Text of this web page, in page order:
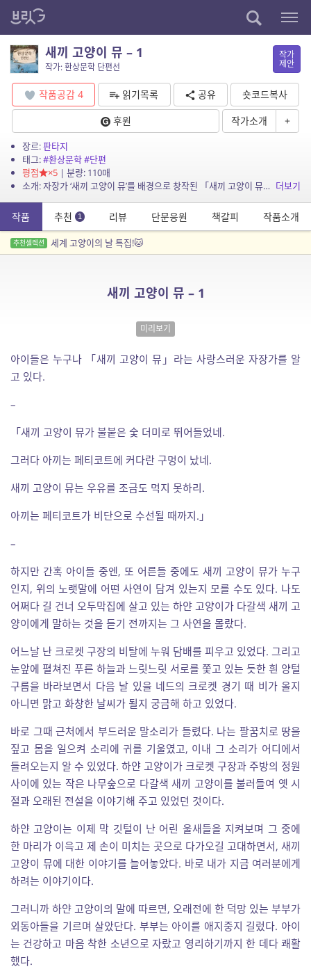
새끼 고양이 뮤 – 1
작가: 환상문학 단편선
작가
제안
작품공감 4 읽기목록 공유
숏코드복사
후원
작가소개 +
장르:판타지
태그:#환상문학#단편
평점
×5| 분량: 110매
소개: 자장가 ‘새끼 고양이 뮤’를 배경으로 창작된 「새끼 고양이 뮤」는 거대한 도깨비로 변하는 나무와 난쟁이, 그리고 요정이 사는 숲속을 여행하는 청년 조 브라운에... 더보기
작품 추천 1 리뷰 단문응원 책갈피 작품소개
추천셀렉션 세계 고양이의 날 특집!🐱
새끼 고양이 뮤 – 1
미리보기
아이들은 누구나 「새끼 고양이 뮤」라는 사랑스러운 자장가를 알
고 있다.
–
「새끼 고양이 뮤가 불붙은 숯 더미로 뛰어들었네.
그러다 아끼는 페티코트에 커다란 구멍이 났네.
새끼 고양이 뮤는 우유를 조금도 먹지 못하리.
아끼는 페티코트가 비단으로 수선될 때까지.」
–
하지만 간혹 아이들 중엔, 또 어른들 중에도 새끼 고양이 뮤가 누구
인지, 위의 노랫말에 어떤 사연이 담겨 있는지 모를 수도 있다. 나도
어쩌다 길 건너 오두막집에 살고 있는 하얀 고양이가 다갈색 새끼 고
양이에게 말하는 것을 듣기 전까지는 그 사연을 몰랐다.
어느날 난 크로켓 구장의 비탈에 누워 담배를 피우고 있었다. 그리고
눈앞에 펼쳐진 푸른 하늘과 느릿느릿 서로를 쫓고 있는 듯한 흰 양털
구름을 바라보면서 다음 날 있을 네드의 크로켓 경기 때 비가 올지
아니면 맑고 화창한 날씨가 될지 궁금해 하고 있었다.
바로 그때 근처에서 부드러운 말소리가 들렸다. 나는 팔꿈치로 땅을
짚고 몸을 일으켜 소리에 귀를 기울였고, 이내 그 소리가 어디에서
들려오는지 알 수 있었다. 하얀 고양이가 크로켓 구장과 주방의 정원
사이에 있는 작은 나무숲으로 다갈색 새끼 고양이를 불러들여 옛 시
절과 오래된 전설을 이야기해 주고 있었던 것이다.
하얀 고양이는 이제 막 깃털이 난 어린 울새들을 지켜보며 그 중에
한 마리가 이윽고 제 손이 미치는 곳으로 다가오길 고대하면서, 새끼
고양이 뮤에 대한 이야기를 늘어놓았다. 바로 내가 지금 여러분에게
하려는 이야기이다.
그러니까 하얀 고양이의 말에 따르면, 오래전에 한 덕망 있는 부부가
외동아들을 기르며 살았단다. 부부는 아이를 애지중지 길렀다. 아이
는 건강하고 마음 착한 소년으로 자랐고 영리하기까지 한 데다 쾌활
했다.